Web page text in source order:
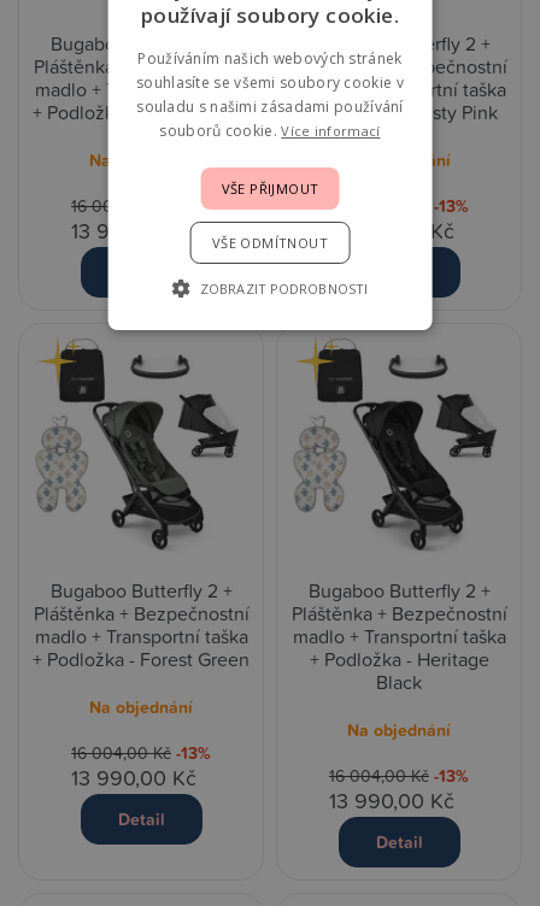
Bugaboo Butterfly 2 +
Pláštěnka + Bezpečnostní
madlo + Transportní taška
+ Podložka - Desert Taupe
Na objednání
16 004,00 Kč -13%
13 990,00 Kč
Bugaboo Butterfly 2 +
Pláštěnka + Bezpečnostní
madlo + Transportní taška
+ Podložka - Dusty Pink
Na objednání
16 004,00 Kč -13%
13 990,00 Kč
Bugaboo Butterfly 2 +
Pláštěnka + Bezpečnostní
madlo + Transportní taška
+ Podložka - Forest Green
Na objednání
16 004,00 Kč -13%
13 990,00 Kč
Detail
Bugaboo Butterfly 2 +
Pláštěnka + Bezpečnostní
madlo + Transportní taška
+ Podložka - Heritage
Black
Na objednání
16 004,00 Kč -13%
13 990,00 Kč
Detail
používají soubory cookie.
Používáním našich webových stránek
souhlasíte se všemi soubory cookie v
souladu s našimi zásadami používání
souborů cookie.Více informací
VŠE PŘIJMOUT
VŠE ODMÍTNOUT
ZOBRAZIT PODROBNOSTI